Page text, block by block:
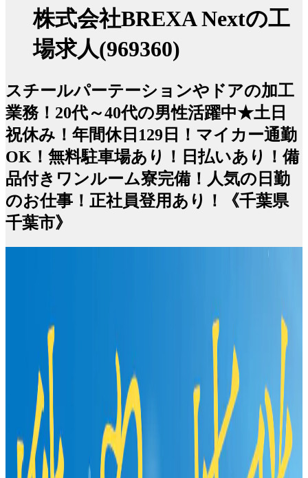
株式会社BREXA Nextの工
場求人(969360)
スチールパーテーションやドアの加工
業務！20代～40代の男性活躍中★土日
祝休み！年間休日129日！マイカー通勤
OK！無料駐車場あり！日払いあり！備
品付きワンルーム寮完備！人気の日勤
のお仕事！正社員登用あり！《千葉県
千葉市》